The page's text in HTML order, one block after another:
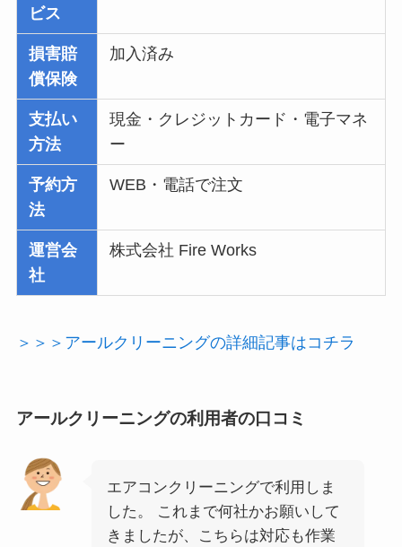
ビス
損害賠
償保険
加入済み
支払い
方法
現金・クレジットカード・電子マネ
ー
予約方
法
WEB・電話で注文
運営会
社
株式会社 Fire Works
＞＞＞アールクリーニングの詳細記事はコチラ
アールクリーニングの利用者の口コミ
エアコンクリーニングで利用しま
した。 これまで何社かお願いして
きましたが、こちらは対応も作業